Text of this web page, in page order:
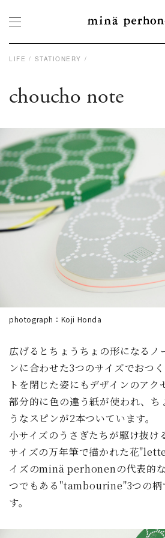
LIFE STATIONERY
choucho note
photograph：Koji Honda
広げるとちょうちょの形になるノ
ンに合わせた3つのサイズでおつ
トを閉じた姿にもデザインのアク
部分的に色の違う紙が使われ、ち
うなスピンが2本ついています。
小サイズのうさぎたちが駆け抜
サイズの万年筆で描かれた花
イズのminä perhonenの代表的
つでもある"tambourine"3つの柄
す。